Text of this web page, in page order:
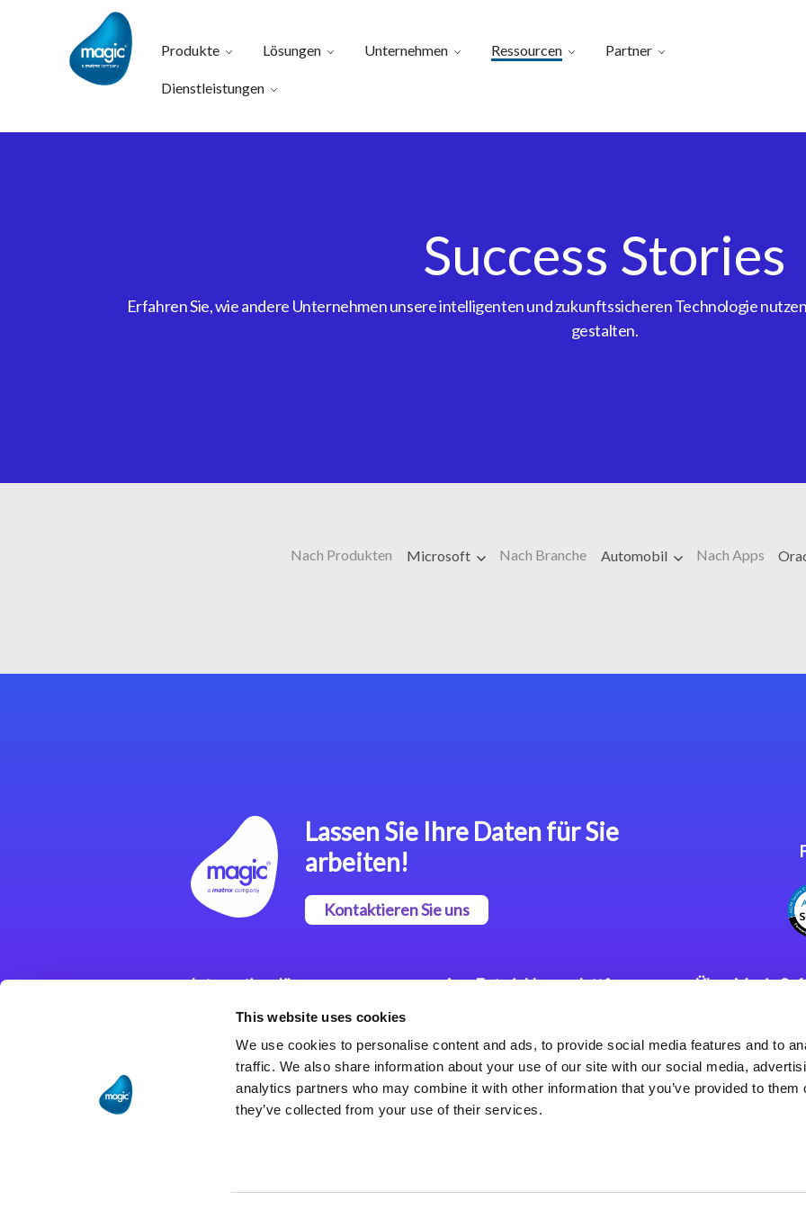
This website uses cookies
We use cookies to personalise content and ads, to provide social media features and to
traffic. We also share information about your use of our site with our social media,
analytics partners who may combine it with other information that you’ve provided to them
they’ve collected from your use of their services.
Produkte Lösungen Unternehmen Ressourcen Partner
Dienstleistungen
Success Stories
Erfahren Sie, wie andere Unternehmen unsere intelligenten und zukunftssicheren Technologie
gestalten.
Nach Produkten Microsoft Nach Branche Automobil Nach Apps
Lassen Sie Ihre Daten für Sie
arbeiten!
Kontaktieren Sie uns
Integrationslösungen
Magic xpi
Integrationsplattform
App Entwicklungsplattform
Plattform
Magic xpa Web Application
Framework
Über Magic
Karriere
Weltweite